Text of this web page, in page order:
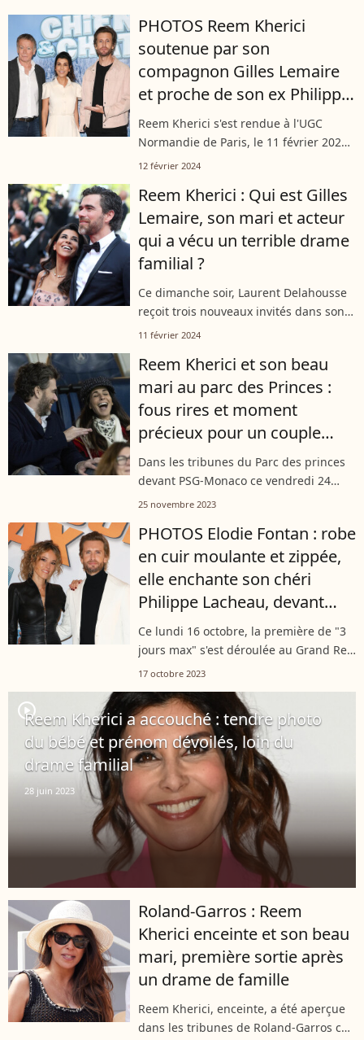
vécu une belle histoire...
PHOTOS Reem Kherici
soutenue par son
compagnon Gilles Lemaire
et proche de son ex Philippe
Lacheau, son "frère"
Reem Kherici s'est rendue à l'UGC
Normandie de Paris, le 11 février 2024,
pour présenter son nouveau film
compagnon, Gilles Lemaire, et son ex...
12 février 2024
Reem Kherici : Qui est Gilles
Lemaire, son mari et acteur
qui a vécu un terrible drame
familial ?
Ce dimanche soir, Laurent Delahousse
reçoit trois nouveaux invités dans son
émission "20h30 le dimanche" sur
présentera son nouveau film "Chien...
11 février 2024
Reem Kherici et son beau
mari au parc des Princes :
fous rires et moment
précieux pour un couple
marqué par le drame
Dans les tribunes du Parc des princes
devant PSG-Monaco ce vendredi 24
novembre, il y avait du beau monde.
Kherici et Gilles Lemaire. Complices...
25 novembre 2023
PHOTOS Elodie Fontan : robe
en cuir moulante et zippée,
elle enchante son chéri
Philippe Lacheau, devant
une célèbre ex
Ce lundi 16 octobre, la première de "3
jours max" s'est déroulée au Grand Rex.
Elodie Fontan, en robe en cuir
sous les yeux amoureux de Philippe...
17 octobre 2023
player2
Reem Kherici a accouché : tendre photo
du bébé et prénom dévoilés, loin du
drame familial
28 juin 2023
Roland-Garros : Reem
Kherici enceinte et son beau
mari, première sortie après
un drame de famille
Reem Kherici, enceinte, a été aperçue
dans les tribunes de Roland-Garros ce